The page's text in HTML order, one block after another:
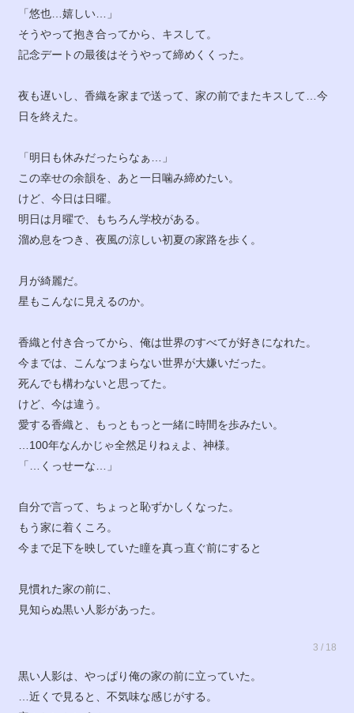
「悠也…嬉しい…」
そうやって抱き合ってから、キスして。
記念デートの最後はそうやって締めくくった。
夜も遅いし、香織を家まで送って、家の前でまたキスして…今
日を終えた。
「明日も休みだったらなぁ…」
この幸せの余韻を、あと一日噛み締めたい。
けど、今日は日曜。
明日は月曜で、もちろん学校がある。
溜め息をつき、夜風の涼しい初夏の家路を歩く。
月が綺麗だ。
星もこんなに見えるのか。
香織と付き合ってから、俺は世界のすべてが好きになれた。
今までは、こんなつまらない世界が大嫌いだった。
死んでも構わないと思ってた。
けど、今は違う。
愛する香織と、もっともっと一緒に時間を歩みたい。
…100年なんかじゃ全然足りねぇよ、神様。
「…くっせーな…」
自分で言って、ちょっと恥ずかしくなった。
もう家に着くころ。
今まで足下を映していた瞳を真っ直ぐ前にすると
見慣れた家の前に、
見知らぬ黒い人影があった。
3 / 18
黒い人影は、やっぱり俺の家の前に立っていた。
…近くで見ると、不気味な感じがする。